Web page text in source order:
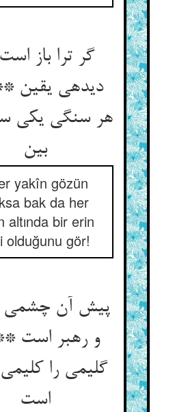
گر ترا باز
دیده‏ی یقین
هر سنگی یکی
بین‏
yakîn gözün
bak da her
altında bir erin
olduğunu gör!
پیش آن چشمی
و رهبر است
گلیمی را کلیمی
است‏